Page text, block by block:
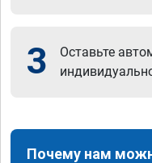
3
Оставьте
Почему нам